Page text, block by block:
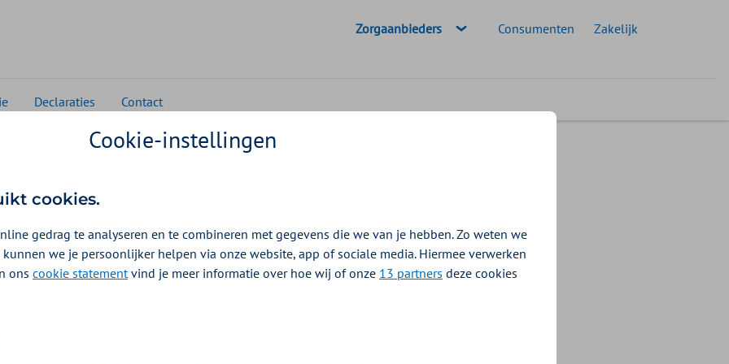
Geselecteerde doelgroep:
Zorgaanbieders Consumenten Zakelijk
Declaraties Contact
zorgaanbieders
Zilveren Kruis voor gecontracteerde zorgaanbieders. Bekijk per zorgsoort hoe
pagina antwoord op veelgestelde vragen.
Cookie-instellingen
cookies.
gedrag te analyseren en te combineren met gegevens die we van je hebben. Zo weten we
we je persoonlijker helpen via onze website, app of sociale media. Hiermee verwerken
ons cookie statementvind je meer informatie over hoe wij of onze 13 partners deze cookies